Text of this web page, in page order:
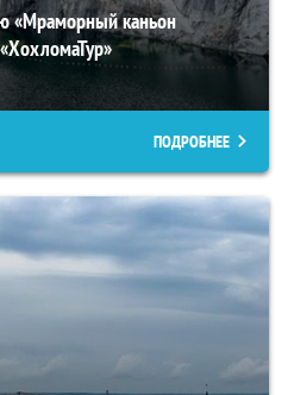
«Мраморный каньон
ПОДРОБНЕЕ